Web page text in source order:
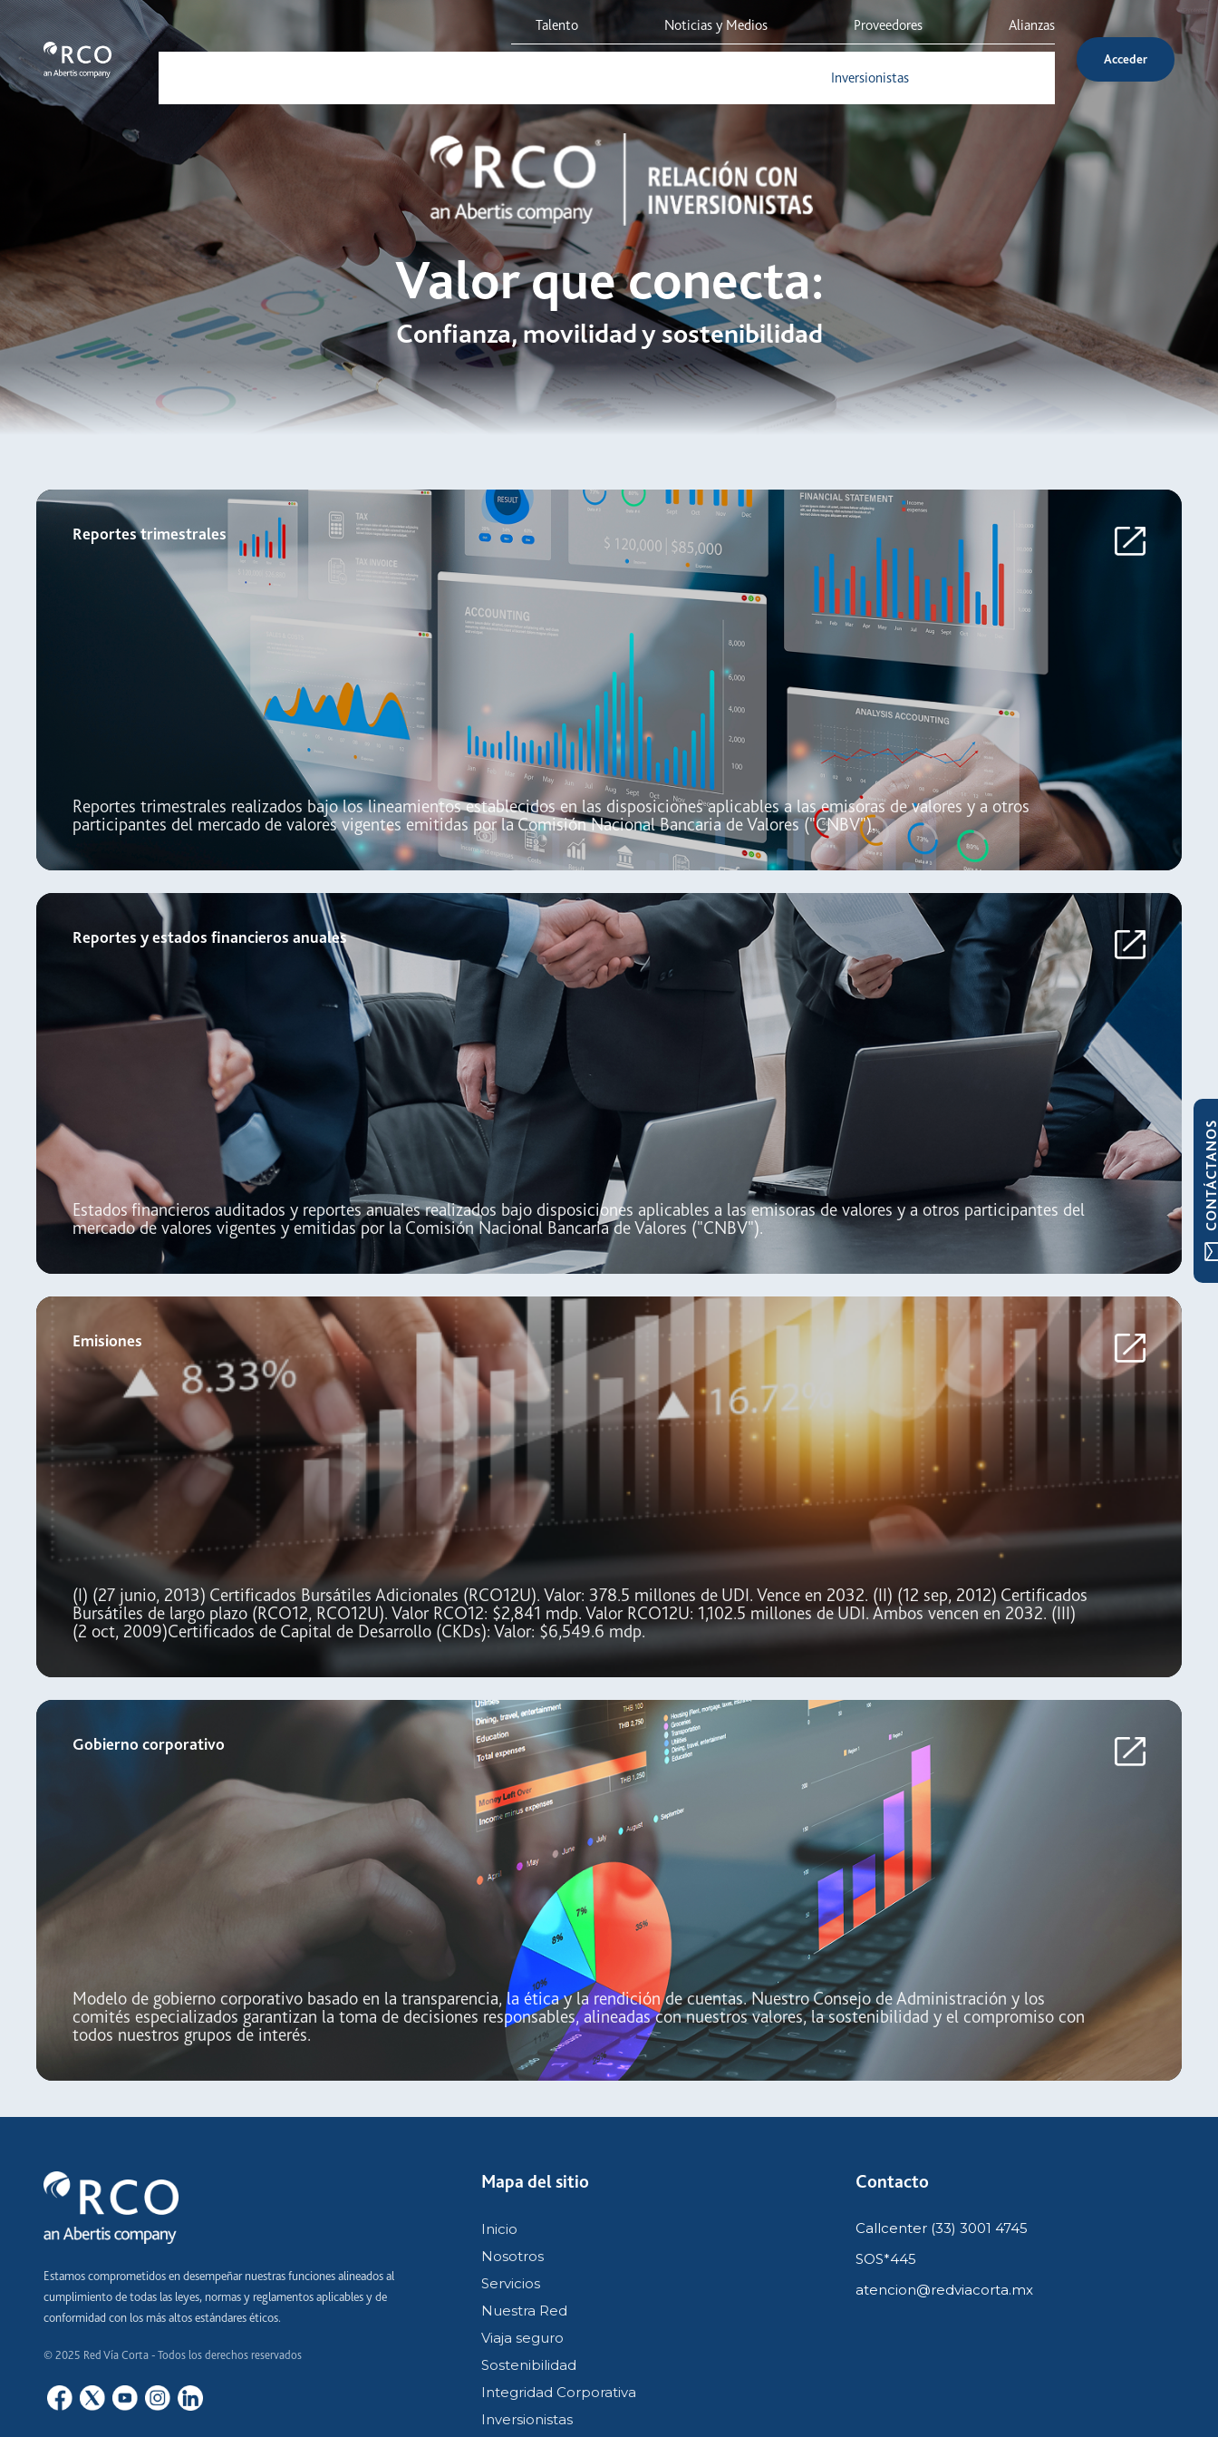
メインコンテンツにスキップ
Reportes - Red Vía Corta Talento Noticias y Medios Proveedores Alianzas
Inversionistas
Acceder
Valor que conecta:
Confianza, movilidad y sostenibilidad
Reportes trimestrales
Reportes trimestrales realizados bajo los lineamientos establecidos en las disposiciones aplicables a las emisoras de valores y a otros
participantes del mercado de valores vigentes emitidas por la Comisión Nacional Bancaria de Valores ("CNBV").
Reportes y estados financieros anuales
Estados financieros auditados y reportes anuales realizados bajo disposiciones aplicables a las emisoras de valores y a otros participantes del
mercado de valores vigentes y emitidas por la Comisión Nacional Bancaria de Valores ("CNBV").
Emisiones
(I) (27 junio, 2013) Certificados Bursátiles Adicionales (RCO12U). Valor: 378.5 millones de UDI. Vence en 2032. (II) (12 sep, 2012) Certificados
Bursátiles de largo plazo (RCO12, RCO12U). Valor RCO12: $2,841 mdp. Valor RCO12U: 1,102.5 millones de UDI. Ambos vencen en 2032. (III)
(2 oct, 2009)Certificados de Capital de Desarrollo (CKDs): Valor: $6,549.6 mdp.
Gobierno corporativo
Modelo de gobierno corporativo basado en la transparencia, la ética y la rendición de cuentas. Nuestro Consejo de Administración y los
comités especializados garantizan la toma de decisiones responsables, alineadas con nuestros valores, la sostenibilidad y el compromiso con
todos nuestros grupos de interés.
Estamos comprometidos en desempeñar nuestras funciones alineados al
cumplimiento de todas las leyes, normas y reglamentos aplicables y de
conformidad con los más altos estándares éticos.
© 2025 Red Vía Corta - Todos los derechos reservados
Mapa del sitio
Inicio
Nosotros
Servicios
Nuestra Red
Viaja seguro
Sostenibilidad
Integridad Corporativa
Inversionistas
Contacto
Callcenter (33) 3001 4745
SOS*445
atencion@redviacorta.mx